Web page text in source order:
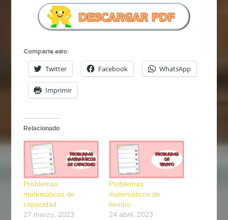
Comparte esto:
Twitter Facebook WhatsApp
Imprimir
Relacionado
Problemas
matemáticos de
capacidad
27 marzo, 2023
Problemas
matemáticos de
tiempo
24 abril, 2023